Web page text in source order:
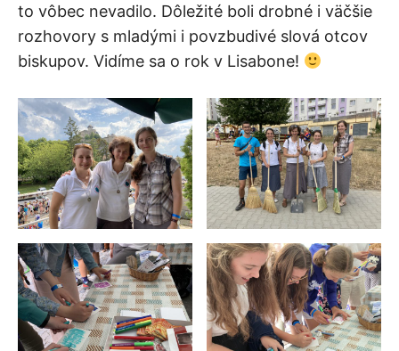
to vôbec nevadilo. Dôležité boli drobné i väčšie
rozhovory s mladými i povzbudivé slová otcov
biskupov. Vidíme sa o rok v Lisabone!